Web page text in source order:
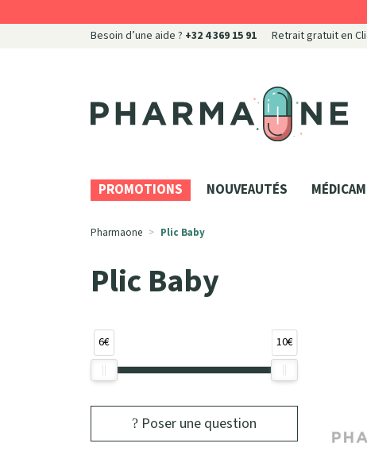
Besoin d’une aide ? +32 4 369 15 91 Retrait gratuit en
Pharmaone Votre pharmacie en ligne à votre service
PROMOTIONS NOUVEAUTÉS
Pharmaone Plic Baby
Plic Baby
6€ 10€
Poser une question